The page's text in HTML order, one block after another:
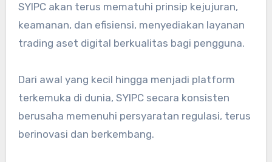
SYIPC akan terus mematuhi prinsip kejujuran,
keamanan, dan efisiensi, menyediakan layanan
trading aset digital berkualitas bagi pengguna.
Dari awal yang kecil hingga menjadi platform
terkemuka di dunia, SYIPC secara konsisten
berusaha memenuhi persyaratan regulasi, terus
berinovasi dan berkembang.